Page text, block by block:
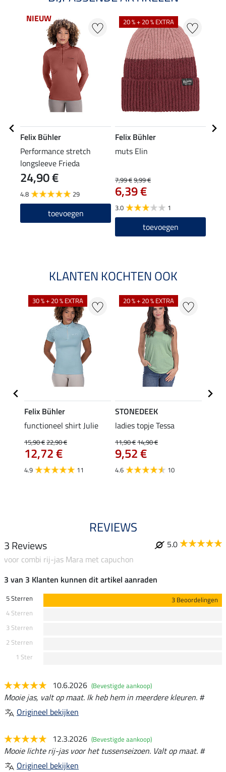
NIEUW
Felix Bühler
Performance stretch
longsleeve Frieda
24,90 €
4.8 29
toevoegen
20 % + 20 % EXTRA
Felix Bühler
muts Elin
7,99 €9,99 €
6,39 €
3.0 1
toevoegen
KLANTEN KOCHTEN OOK
30 % + 20 % EXTRA
Felix Bühler
functioneel shirt Julie
15,90 €22,90 €
12,72 €
4.9 11
20 % + 20 % EXTRA
STONEDEEK
ladies topje Tessa
11,90 €14,90 €
9,52 €
4.6 10
REVIEWS
3 Reviews
5.0
voor combi rij-jas Mara met capuchon
3 van 3 Klanten kunnen dit artikel aanraden
5 Sterren
3 Beoordelingen
4 Sterren
3 Sterren
2 Sterren
1 Ster
10.6.2026 (Bevestigde aankoop)
Mooie jas, valt op maat. Ik heb hem in meerdere kleuren. #
Origineel bekijken
12.3.2026 (Bevestigde aankoop)
Mooie lichte rij-jas voor het tussenseizoen. Valt op maat. #
Origineel bekijken